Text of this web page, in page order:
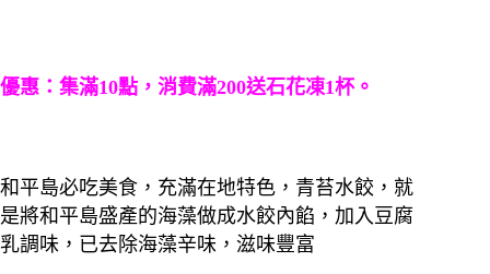
優惠：集滿10點，消費滿200送石花凍1杯。
和平島必吃美食，充滿在地特色，青苔水餃，就
是將和平島盛產的海藻做成水餃內餡，加入豆腐
乳調味，已去除海藻辛味，滋味豐富